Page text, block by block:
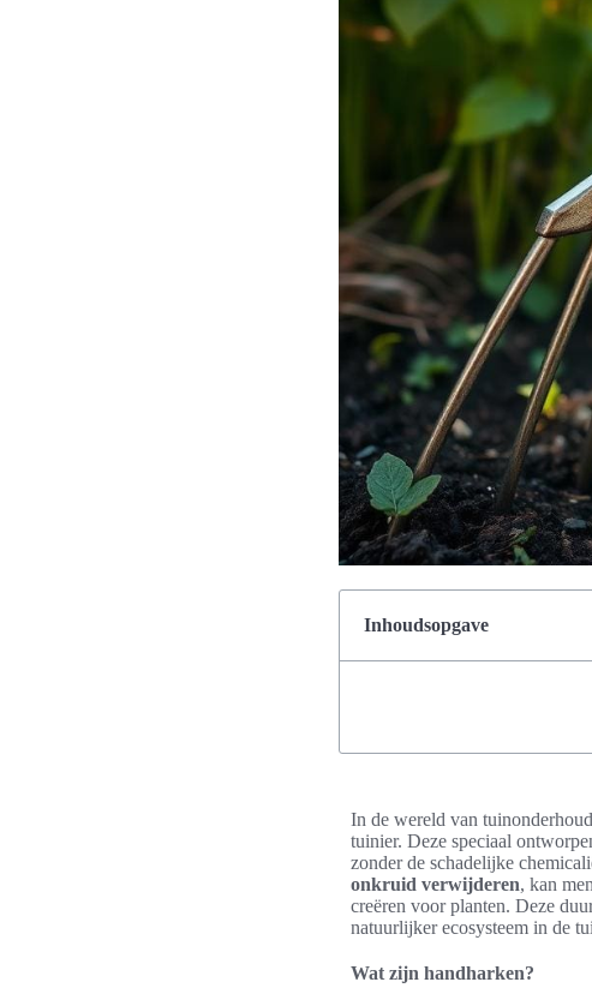
Inhoudsopgave
In de wereld van
tuinier. Deze speciaal
zonder de schadelijke
onkruid verwijderen, kan
creëren voor planten. Deze
natuurlijker ecosysteem in de
Wat zijn handharken?